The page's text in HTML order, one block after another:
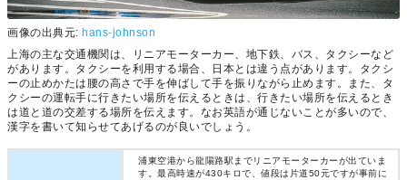
画像の出典元: hans-johnson
上海の主な交通機関は、リニアモーターカー、地下鉄、バス、タクシーなど
があります。タクシーを利用する場合、日本とは違う点があります。タクシ
ーの止めかたは腰の高さで手を伸ばして手を振りながら止めます。また、タ
クシーの運転手に行きたい場所を伝えるときは、行きたい場所を伝えるとき
は道と道の交差する場所を伝えます。なお英語が通じないことが多いので、
漢字を書いて知らせてあげるのが良いでしょう。
浦東空港から龍陽路駅までリニアモーターカーが出ていま
す。最高時速が430キロで、値段は片道50元ですが事前に